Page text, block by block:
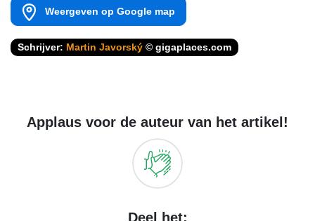
Weergeven op Google map
Schrijver: Martin Javorský © gigaplaces.com
Applaus voor de auteur van het artikel!
Deel het: